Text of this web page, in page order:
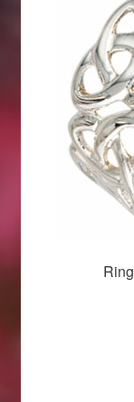
Valentinstag
Valentinstag
Vertrag